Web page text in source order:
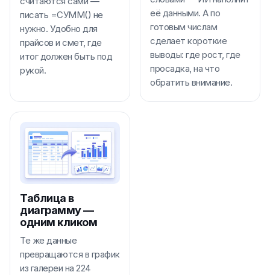
писать =СУММ() не
нужно. Удобно для
прайсов и смет, где
итог должен быть под
рукой.
её данными. А по
готовым числам
сделает короткие
выводы: где рост, где
просадка, на что
обратить внимание.
Таблица в
диаграмму —
одним кликом
Те же данные
превращаются в график
из галереи на 224